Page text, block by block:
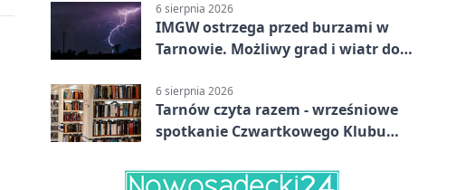
6 sierpnia 2026
IMGW ostrzega przed burzami w
Tarnowie. Możliwy grad i wiatr do
6 sierpnia 2026
Tarnów czyta razem - wrześniowe
spotkanie Czwartkowego Klubu